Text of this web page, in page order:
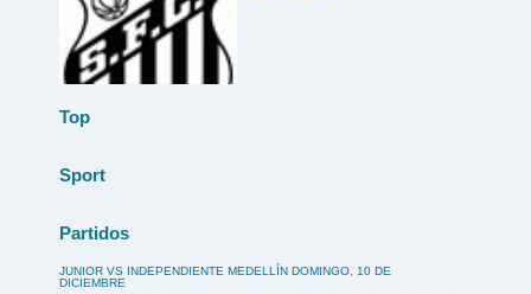
Top
Sport
Partidos
JUNIOR VS INDEPENDIENTE MEDELLÍN DOMINGO, 10 DE
DICIEMBRE